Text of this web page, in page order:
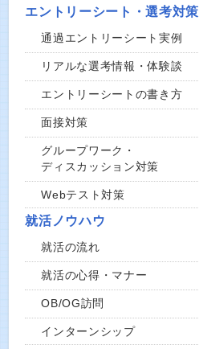
エントリーシート・選考対策
通過エントリーシート実例
リアルな選考情報・体験談
エントリーシートの書き方
面接対策
グループワーク・
ディスカッション対策
Webテスト対策
就活ノウハウ
就活の流れ
就活の心得・マナー
OB/OG訪問
インターンシップ